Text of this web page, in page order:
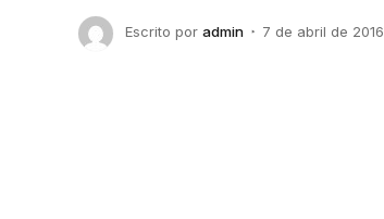
Escrito por admin 7 de abril de 2016